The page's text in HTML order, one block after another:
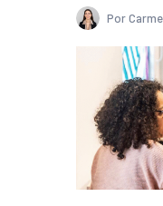
Por